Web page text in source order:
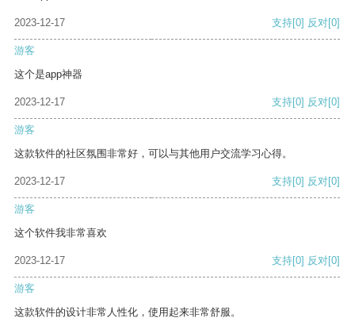
2023-12-17 支持[0] 反对[0]
游客
这个是app神器
2023-12-17 支持[0] 反对[0]
游客
这款软件的社区氛围非常好，可以与其他用户交流学习心得。
2023-12-17 支持[0] 反对[0]
游客
这个软件我非常喜欢
2023-12-17 支持[0] 反对[0]
游客
这款软件的设计非常人性化，使用起来非常舒服。